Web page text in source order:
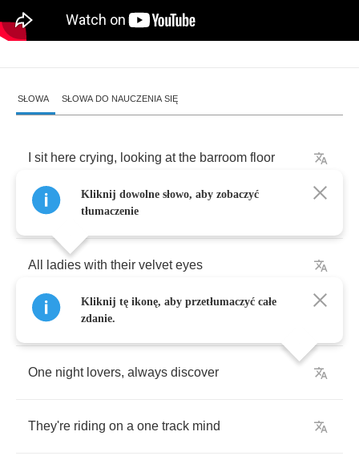
SŁOWA SŁOWA DO NAUCZENIA SIĘ
sit here crying, looking at the barroom floor
look my glass like
All ladies with their velvet eyes
They look so sweet
One night lovers, always discover
They're riding on a one track mind
Kliknij dowolne słowo, aby zobaczyć
tłumaczenie
Kliknij tę ikonę, aby przetłumaczyć całe
zdanie.